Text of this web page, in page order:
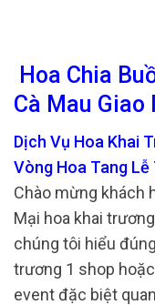
Hoa Chia
Cà Mau Giao
Dịch Vụ Hoa Khai
Vòng Hoa Tang Lễ
Chào mừng khách
Mại hoa khai
chúng tôi hiểu
trương 1 shop
event đặc biệt